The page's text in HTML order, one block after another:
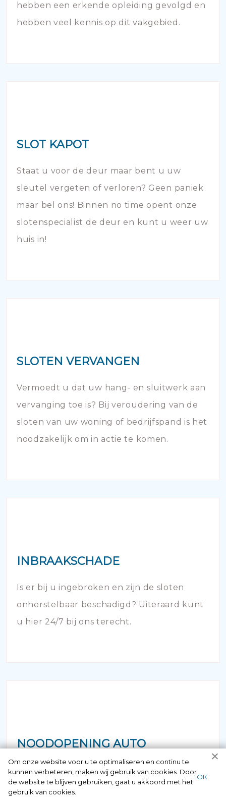
hebben een erkende opleiding gevolgd en
hebben veel kennis op dit vakgebied.
SLOT KAPOT
Staat u voor de deur maar bent u uw
sleutel vergeten of verloren? Geen paniek
maar bel ons! Binnen no time opent onze
slotenspecialist de deur en kunt u weer uw
huis in!
SLOTEN VERVANGEN
Vermoedt u dat uw hang- en sluitwerk aan
vervanging toe is? Bij veroudering van de
sloten van uw woning of bedrijfspand is het
noodzakelijk om in actie te komen.
INBRAAKSCHADE
Is er bij u ingebroken en zijn de sloten
onherstelbaar beschadigd? Uiteraard kunt
u hier 24/7 bij ons terecht.
NOODOPENING AUTO
Als u zich in de situatie bevindt dat uw
sleutel in de auto is achtergebleven of dat
Om onze website voor u te optimaliseren en continu te
kunnen verbeteren, maken wij gebruik van cookies. Door
de website te blijven gebruiken, gaat u akkoord met het
gebruik van cookies.
ОК